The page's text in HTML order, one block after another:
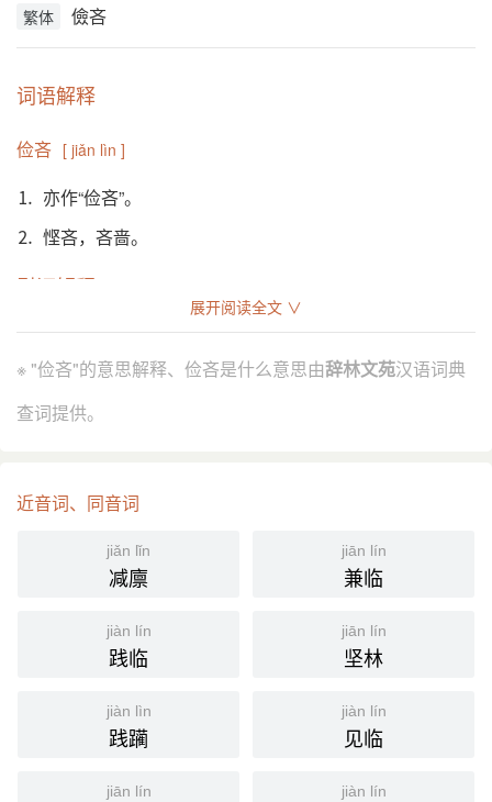
繁体 儉吝
词语解释
俭吝 [ jiǎn lìn ]
⒈ 亦作“俭吝”。
⒉ 悭吝，吝啬。
引证解释
⒈ 亦作“俭恡”。悭吝，吝啬。
引 晋 葛洪 《抱朴子·广譬》：“惠下逮，则远人怀，而非
北齐 颜之推 《颜氏家训·治家》：“南阳 有人，为生奥
﹞亦富倾天下，僮僕千人。而性多俭恡，恶衣麄食。”
展开阅读全文 ∨
※ "俭吝"的意思解释、俭吝是什么意思由辞林文苑汉语词典
查词提供。
近音词、同音词
jiǎn lǐn
减廪
jiān lín
兼临
jiàn lín
践临
jiān lín
坚林
jiàn lìn
践躏
jiàn lín
见临
jiān lín jiàn lín